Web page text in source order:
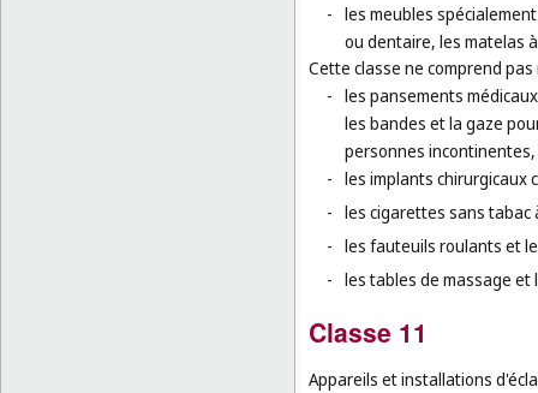
- les meubles
ou dentaire, les matelas
Cette classe ne comprend
- les pansements
les bandes et la gaze
personnes
- les implants chirurgicaux
- les cigarettes sans tabac
- les fauteuils roulants et
- les tables de massage et
Classe 11
Appareils et installations